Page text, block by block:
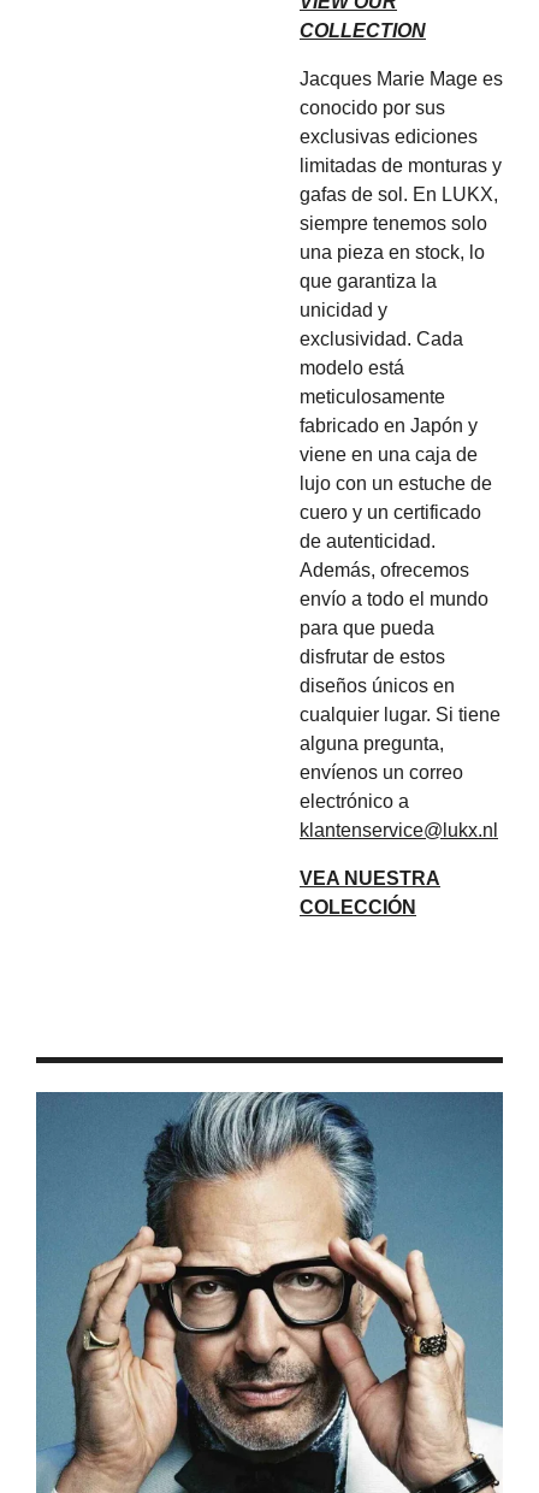
COLLECTION
Jacques Marie Mage es
conocido por sus
exclusivas ediciones
limitadas de monturas y
gafas de sol. En LUKX,
siempre tenemos solo
una pieza en stock, lo
que garantiza la
unicidad y
exclusividad. Cada
modelo está
meticulosamente
fabricado en Japón y
viene en una caja de
lujo con un estuche de
cuero y un certificado
de autenticidad.
Además, ofrecemos
envío a todo el mundo
para que pueda
disfrutar de estos
diseños únicos en
cualquier lugar. Si tiene
alguna pregunta,
envíenos un correo
electrónico a
klantenservice@lukx.nl
VEA NUESTRA
COLECCIÓN